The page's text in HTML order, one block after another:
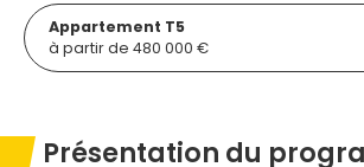
Appartement T5
à partir de 480 000 €
Présentation du